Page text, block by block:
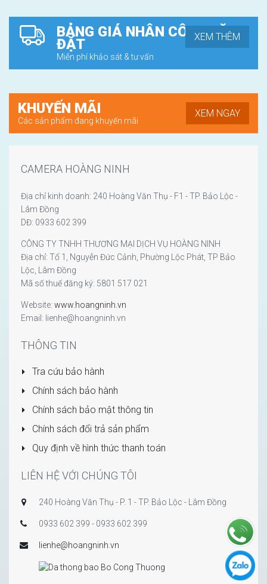
BẢNG GIÁ NHÂN CÔNG LẶP
ĐẶT
Miễn phí khảo sát & tư vấn
XEM THÊM
KHUYẾN MÃI
Các sản phẩm đang khuyến mãi
XEM NGAY
CAMERA HOÀNG NINH
Địa chỉ kinh doanh: 240 Hoàng Văn Thụ - F1 - TP. Bảo Lộc -
Lâm Đồng
DĐ: 0933 602 399
CÔNG TY TNHH THƯƠNG MẠI DỊCH VỤ HOÀNG NINH
Địa chỉ: Tổ 1, Nguyễn Đức Cảnh, Phường Lộc Phát, TP Bảo
Lộc, Lâm Đồng
Mã số thuế đăng ký: 5801 517 021
Website: www.hoangninh.vn
Email: lienhe@hoangninh.vn
THÔNG TIN
Tra cứu bảo hành
Chính sách bảo hành
Chính sách bảo mật thông tin
Chính sách đổi trả sản phẩm
Quy định về hình thức thanh toán
LIÊN HỆ VỚI CHÚNG TÔI
240 Hoàng Văn Thụ - P. 1 - TP. Bảo Lộc - Lâm Đồng
0933 602 399 - 0933 602 399
lienhe@hoangninh.vn